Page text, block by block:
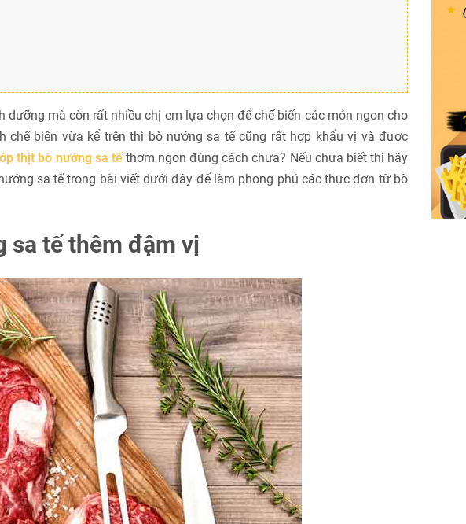
mà còn rất nhiều chị em lựa chọn để chế biến các món ngon cho
chế biến vừa kể trên thì bò nướng sa tế cũng rất hợp khẩu vị và được
thịt bò nướng sa tếthơm ngon đúng cách chưa? Nếu chưa biết thì hãy
sa tế trong bài viết dưới đây để làm phong phú các thực đơn từ bò
sa tế thêm đậm vị